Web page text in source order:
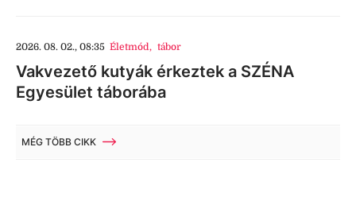
2026. 08. 02., 08:35 Életmód, tábor
Vakvezető kutyák érkeztek a SZÉNA
Egyesület táborába
MÉG TÖBB CIKK